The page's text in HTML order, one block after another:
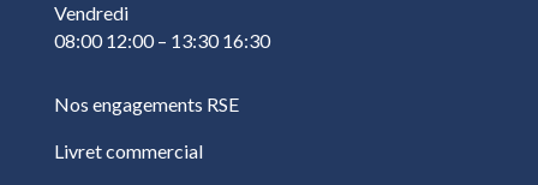
Vendredi
08:00 12:00 – 13:30 16:30
Nos engagements RSE
Livret commercial